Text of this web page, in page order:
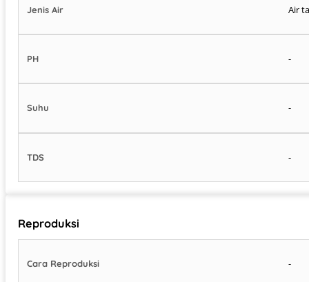
Jenis Air Air
PH -
Suhu -
TDS -
Reproduksi
Cara Reproduksi -